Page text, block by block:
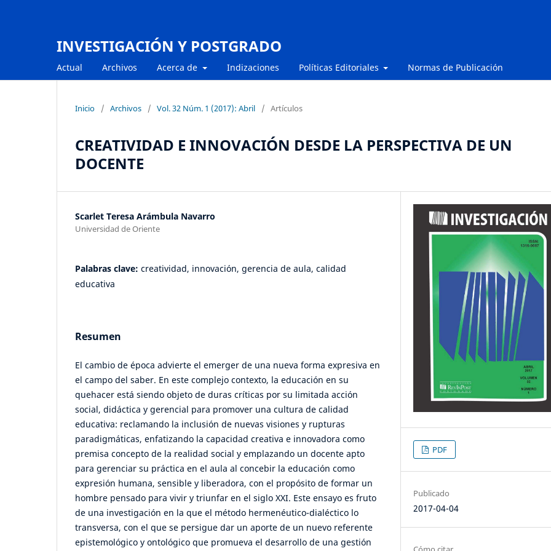
INVESTIGACIÓN Y POSTGRADO
Actual Archivos Acerca de Indizaciones Políticas Editoriales Normas de Publicación
Inicio / Archivos / Vol. 32 Núm. 1 (2017): Abril / Artículos
CREATIVIDAD E INNOVACIÓN DESDE LA PERSPECTIVA DE UN
DOCENTE
Scarlet Teresa Arámbula Navarro
Universidad de Oriente
Palabras clave: creatividad, innovación, gerencia de aula, calidad
educativa
Resumen
El cambio de época advierte el emerger de una nueva forma expresiva en
el campo del saber. En este complejo contexto, la educación en su
quehacer está siendo objeto de duras críticas por su limitada acción
social, didáctica y gerencial para promover una cultura de calidad
educativa: reclamando la inclusión de nuevas visiones y rupturas
paradigmáticas, enfatizando la capacidad creativa e innovadora como
premisa concepto de la realidad social y emplazando un docente apto
para gerenciar su práctica en el aula al concebir la educación como
expresión humana, sensible y liberadora, con el propósito de formar un
hombre pensado para vivir y triunfar en el siglo XXI. Este ensayo es fruto
de una investigación en la que el método hermenéutico-dialéctico lo
transversa, con el que se persigue dar un aporte de un nuevo referente
epistemológico y ontológico que promueva el desarrollo de una gestión
PDF
Publicado
2017-04-04